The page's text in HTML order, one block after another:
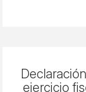
ejercicio